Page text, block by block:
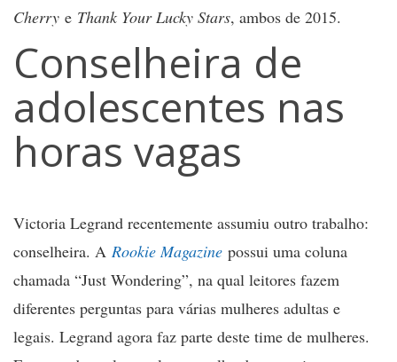
Cherry e Thank Your Lucky Stars, ambos de 2015.
Conselheira de
adolescentes nas
horas vagas
Victoria Legrand recentemente assumiu outro trabalho:
conselheira. A Rookie Magazine possui uma coluna
chamada “Just Wondering”, na qual leitores fazem
diferentes perguntas para várias mulheres adultas e
legais. Legrand agora faz parte deste time de mulheres.